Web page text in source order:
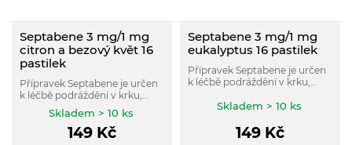
Septabene 3 mg/1 mg
citron a bezový květ 16
pastilek
Přípravek Septabene je určen
k léčbě podráždění v krku,
podráždění úst a dásní, při
gingivitidě, faryngitidě a
laryngitidě a před a po extrakci
Skladem > 10 ks
149 Kč
Septabene 3 mg/1 mg
eukalyptus 16 pastilek
Přípravek Septabene je určen
k léčbě podráždění v krku,
gingivitidě, faryngitidě,
Skladem > 10 ks
149 Kč